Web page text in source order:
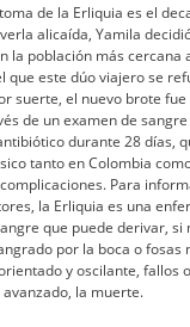
de la Erliquia es el
alicaída, Yamila
la población más cercana
que este dúo viajero se
suerte, el nuevo brote
de un examen de sangre
durante 28 días,
tanto en Colombia
Para
la Erliquia es una
que puede derivar, si
por la boca o fosas
y oscilante, fallos
la muerte.